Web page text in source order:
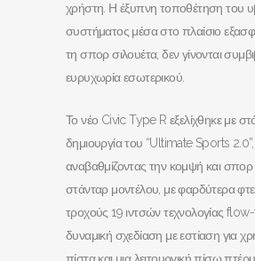
χρήστη. Η έξυπνη τοποθέτηση του
συστήματος μέσα στο πλαίσιο
τη σπορ σιλουέτα, δεν γίνονται
ευρυχωρία εσωτερικού.
Το νέο Civic Type R εξελίχθηκε με
δημιουργία του “Ultimate Sports 2.0”,
αναβαθμίζοντας την κομψή και σπορ
στάνταρ μοντέλου, με φαρδύτερα
τροχούς 19 ιντσών τεχνολογίας
δυναμική σχεδίαση με εστίαση για